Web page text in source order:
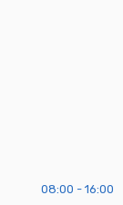
08:00 - 16:00